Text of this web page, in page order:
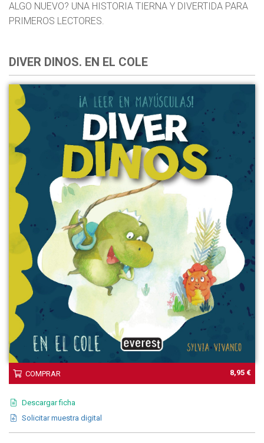
ALGO NUEVO? UNA HISTORIA TIERNA Y DIVERTIDA PARA
PRIMEROS LECTORES.
DIVER DINOS. EN EL COLE
COMPRAR 8,95 €
Descargar ficha
Solicitar muestra digital